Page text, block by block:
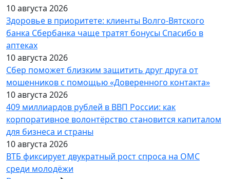
10 августа 2026
Здоровье в приоритете: клиенты Волго-Вятского
банка Сбербанка чаще тратят бонусы Спасибо в
аптеках
10 августа 2026
Сбер поможет близким защитить друг друга от
мошенников с помощью «Доверенного контакта»
10 августа 2026
409 миллиардов рублей в ВВП России: как
корпоративное волонтёрство становится капиталом
для бизнеса и страны
10 августа 2026
ВТБ фиксирует двукратный рост спроса на ОМС
среди молодёжи